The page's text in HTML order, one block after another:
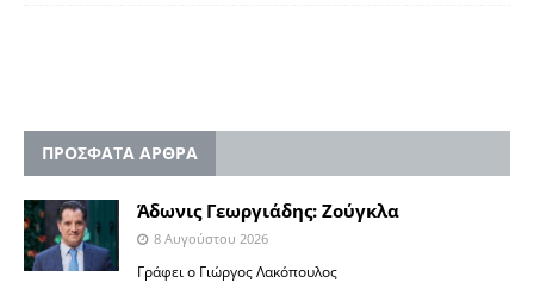
ΠΡΟΣΦΑΤΑ ΑΡΘΡΑ
Άδωνις Γεωργιάδης: Ζούγκλα
8 Αυγούστου 2026
Γράφει ο Γιώργος Λακόπουλος